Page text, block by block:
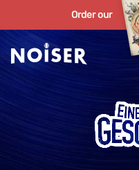
Order our